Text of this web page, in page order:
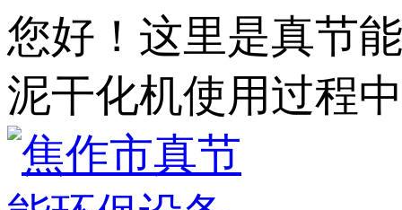
您好！这里是真节
泥干化机使用过程